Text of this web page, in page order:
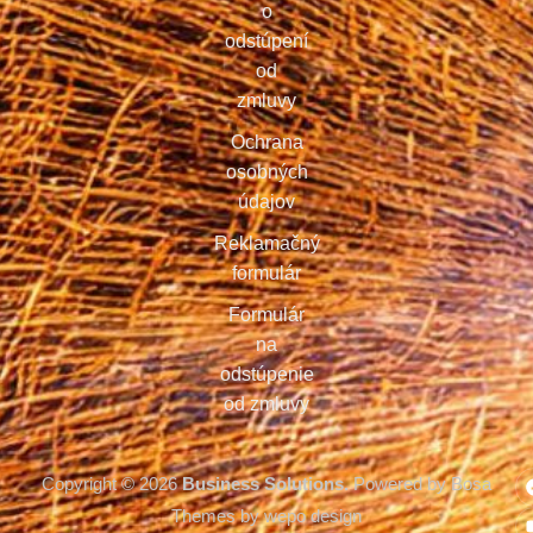
o
odstúpení
od
zmluvy
Ochrana
osobných
údajov
Reklamačný
formulár
Formulár
na
odstúpenie
od zmluvy
Copyright © 2026Business Solutions.Powered by Bosa
Themes by wepo design